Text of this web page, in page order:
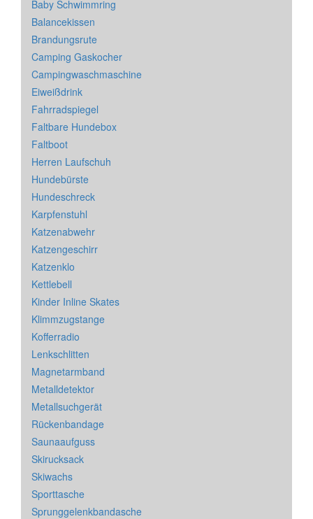
Baby Schwimmring
Balancekissen
Brandungsrute
Camping Gaskocher
Campingwaschmaschine
Eiweißdrink
Fahrradspiegel
Faltbare Hundebox
Faltboot
Herren Laufschuh
Hundebürste
Hundeschreck
Karpfenstuhl
Katzenabwehr
Katzengeschirr
Katzenklo
Kettlebell
Kinder Inline Skates
Klimmzugstange
Kofferradio
Lenkschlitten
Magnetarmband
Metalldetektor
Metallsuchgerät
Rückenbandage
Saunaaufguss
Skirucksack
Skiwachs
Sporttasche
Sprunggelenkbandasche